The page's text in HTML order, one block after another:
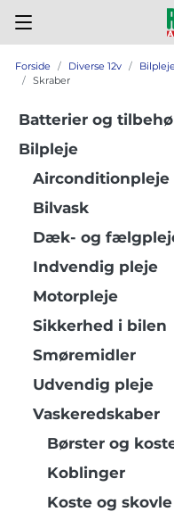
Forside Diverse 12v Bilpleje
Skraber
Batterier og
Bilpleje
Airconditionpleje
Bilvask
Dæk- og
Indvendig pleje
Motorpleje
Sikkerhed i bilen
Smøremidler
Udvendig pleje
Vaskeredskaber
Børster og
Koblinger
Koste og skovle